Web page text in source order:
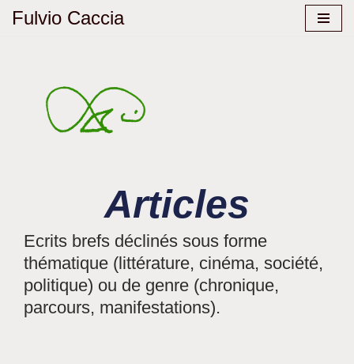
Fulvio Caccia
Articles
Ecrits brefs déclinés sous forme
thématique (littérature, cinéma, société,
politique) ou de genre (chronique,
parcours, manifestations).